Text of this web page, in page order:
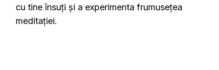
cu tine însuți și a experimenta frumusețea
meditației.